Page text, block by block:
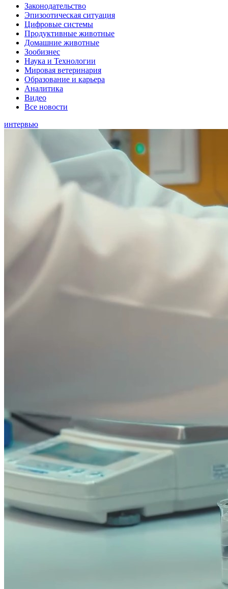
Законодательство
Эпизоотическая ситуация
Цифровые системы
Продуктивные животные
Домашние животные
Зообизнес
Наука и Технологии
Мировая ветеринария
Образование и карьера
Аналитика
Видео
Все новости
интервью